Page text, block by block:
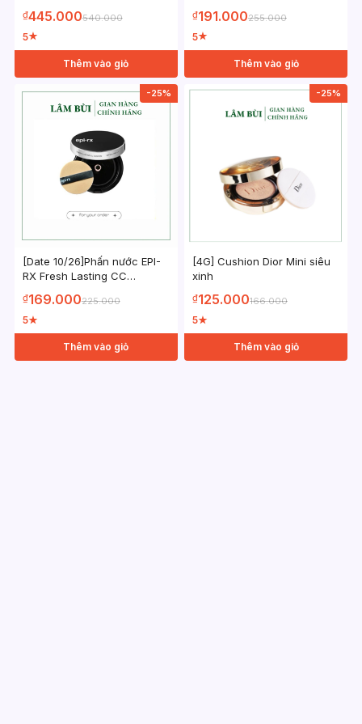
37+/PA++
₫445.000540.000
5★
Thêm vào giỏ
₫191.000255.000
5★
Thêm vào giỏ
-25%
[Date 10/26]Phấn nước EPI-
RX Fresh Lasting CC
tone 21
₫169.000225.000
5★
Thêm vào giỏ
-25%
[4G] Cushion Dior Mini siêu
xinh
₫125.000166.000
5★
Thêm vào giỏ